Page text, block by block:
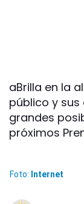
aBrilla en la
público y sus
grandes
próximos
Foto: Internet